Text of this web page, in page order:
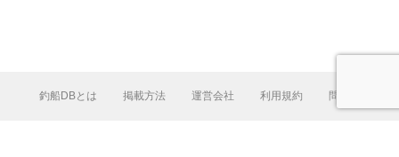
釣船DBとは 掲載方法 運営会社 利用規約 問合せ